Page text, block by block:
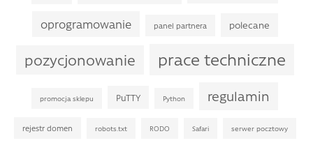
oprogramowanie panel partnera polecane
pozycjonowanie prace techniczne
promocja sklepu PuTTY Python regulamin
rejestr domen robots.txt RODO Safari serwer pocztowy